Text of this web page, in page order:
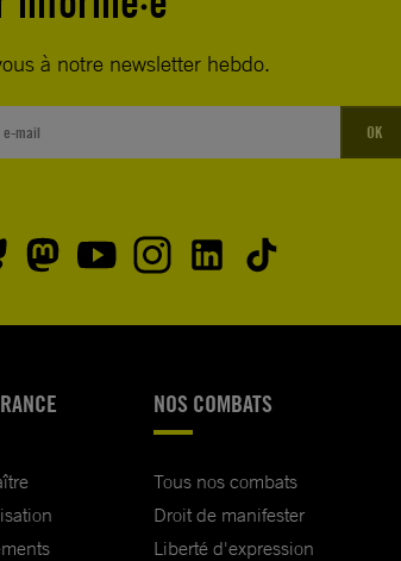
à notre newsletter hebdo.
OK
NOS COMBATS
Tous nos combats
Droit de manifester
Liberté d'expression